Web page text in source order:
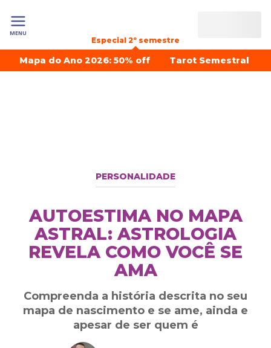
MENU
Especial 2º semestre
Mapa do Ano 2026: 50% off Tarot Semestral
PERSONALIDADE
AUTOESTIMA NO MAPA
ASTRAL: ASTROLOGIA
REVELA COMO VOCÊ SE
AMA
Compreenda a história descrita no seu
mapa de nascimento e se ame, ainda e
apesar de ser quem é